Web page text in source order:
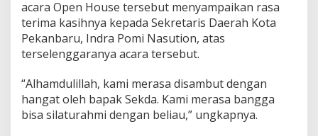
acara Open House tersebut menyampaikan rasa
terima kasihnya kepada Sekretaris Daerah Kota
Pekanbaru, Indra Pomi Nasution, atas
terselenggaranya acara tersebut.
“Alhamdulillah, kami merasa disambut dengan
hangat oleh bapak Sekda. Kami merasa bangga
bisa silaturahmi dengan beliau,” ungkapnya.